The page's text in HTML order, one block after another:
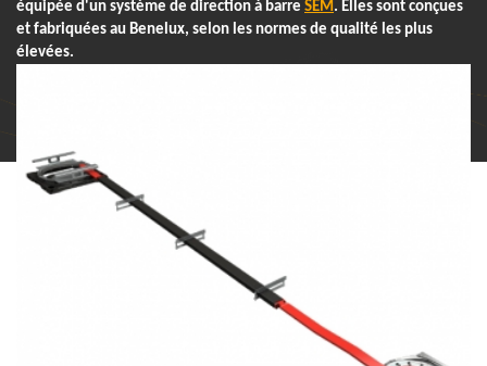
équipée d'un système de direction à barre SEM . Elles sont conçues
et fabriquées au Benelux, selon les normes de qualité les plus
élevées.